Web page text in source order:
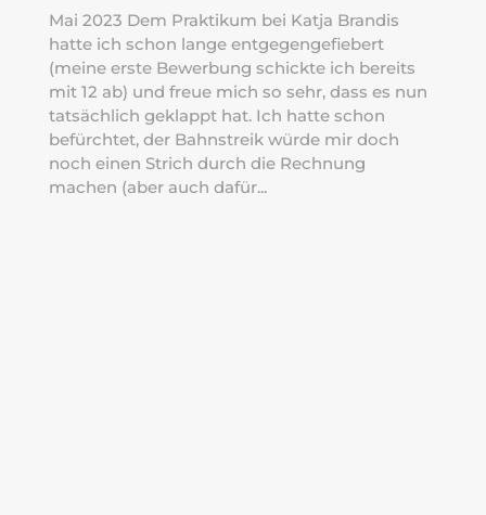
Mai 2023 Dem Praktikum bei Katja Brandis
hatte ich schon lange entgegengefiebert
(meine erste Bewerbung schickte ich bereits
mit 12 ab) und freue mich so sehr, dass es nun
tatsächlich geklappt hat. Ich hatte schon
befürchtet, der Bahnstreik würde mir doch
noch einen Strich durch die Rechnung
machen (aber auch dafür...